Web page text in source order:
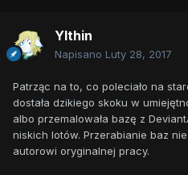
Ylthin
Napisano Luty 28, 2017
Patrząc na to, co poleciało na
dostała dzikiego skoku w
albo przemalowała bazę z
niskich lotów. Przerabianie baz
autorowi oryginalnej pracy.